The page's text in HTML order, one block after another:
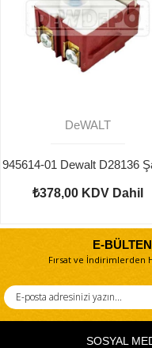
DeWALT
945614-01 Dewalt D28136
₺378,00 KDV Dahil
E-
Fırsat ve İndirimlerden
SOSYAL